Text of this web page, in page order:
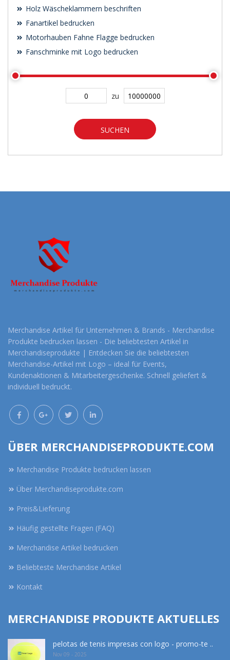
Holz Wäscheklammern beschriften
Fanartikel bedrucken
Motorhauben Fahne Flagge bedrucken
Fanschminke mit Logo bedrucken
zu
SUCHEN
Merchandise Artikel für Unternehmen & Brands - Merchandise
Produkte bedrucken lassen - Die beliebtesten Artikel in
Merchandiseprodukte | Entdecken Sie die beliebtesten
Merchandise-Artikel mit Logo – ideal für Events,
Kundenaktionen & Mitarbeitergeschenke. Schnell geliefert &
individuell bedruckt.
ÜBER MERCHANDISEPRODUKTE.COM
Merchandise Produkte bedrucken lassen
Über Merchandiseprodukte.com
Preis&Lieferung
Häufig gestellte Fragen (FAQ)
Merchandise Artikel bedrucken
Beliebteste Merchandise Artikel
Kontakt
MERCHANDISE PRODUKTE AKTUELLES
pelotas de tenis impresas con logo - promo-te ..
Nov 09 - 2025